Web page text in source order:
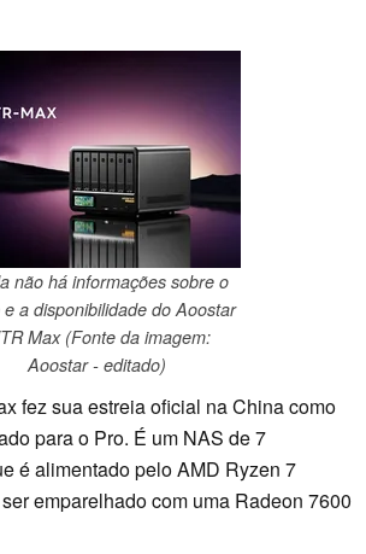
não há informações sobre o
a disponibilidade do Aoostar
Max (Fonte da imagem:
Aoostar - editado)
fez sua estreia oficial na China como
para o Pro. É um NAS de 7
é alimentado pelo AMD Ryzen 7
emparelhado com uma Radeon 7600